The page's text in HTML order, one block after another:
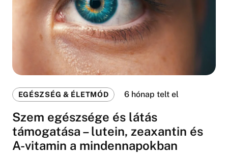
EGÉSZSÉG & ÉLETMÓD 6 hónap telt el
Szem egészsége és látás
támogatása – lutein, zeaxantin és
A-vitamin a mindennapokban